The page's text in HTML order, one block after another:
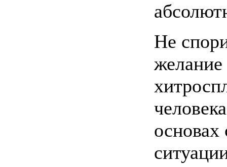
Не
желание